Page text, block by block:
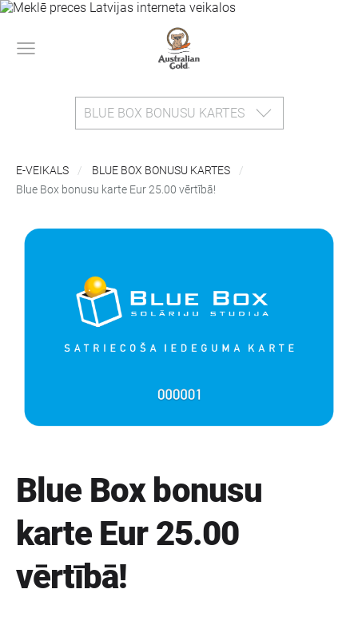
BLUE BOX BONUSU KARTES
E-VEIKALS
BLUE BOX BONUSU KARTES
Blue Box bonusu karte Eur 25.00 vērtībā!
Blue Box bonusu
karte Eur 25.00
vērtībā!